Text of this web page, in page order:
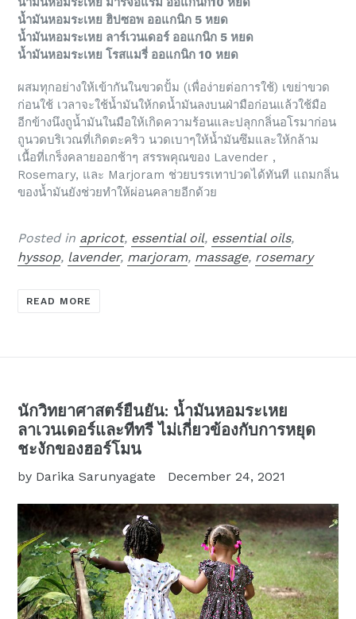
น้ำมันหอมระเหย ฮิปซอพ ออแกนิก 5 หยด
น้ำมันหอมระเหย ลาร์เวนเดอร์ ออแกนิก 5 หยด
น้ำมันหอมระเหย โรสแมรี่ ออแกนิก 10 หยด
ผสมทุกอย่างให้เข้ากันในขวดปั้ม (เพื่อง่ายต่อการใช้) เขย่าขวด
ก่อนใช้ เวลาจะใช้น้ำมันให้กดน้ำมันลงบนฝ่ามือก่อนแล้วใช้มือ
อีกข้างนึงถูน้ำมันในมือให้เกิดความร้อนและปลุกกลิ่นอโรมาก่อน
ถูนวดบริเวณที่เกิดตะคริว นวดเบาๆให้น้ำมันซึมและให้กล้าม
เนื้อที่เกร็งคลายออกช้าๆ สรรพคุณของ Lavender ,
Rosemary, และ Marjoram ช่วยบรรเทาปวดได้ทันที แถมกลิ่น
ของน้ำมันยังช่วยทำให้ผ่อนคลายอีกด้วย
Posted in apricot, essential oil, essential oils,
hyssop, lavender, marjoram, massage, rosemary
READ MORE
นักวิทยาศาสตร์ยืนยัน: น้ำมันหอมระเหย
ลาเวนเดอร์และทีทรี ไม่เกี่ยวข้องกับการหยุด
ชะงักของฮอร์โมน
by Darika Sarunyagate December 24, 2021